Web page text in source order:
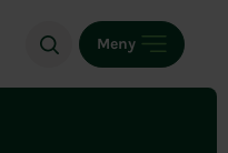
Meny